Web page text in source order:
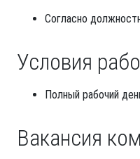
Согласно
Условия
Полный рабочий
Вакансия